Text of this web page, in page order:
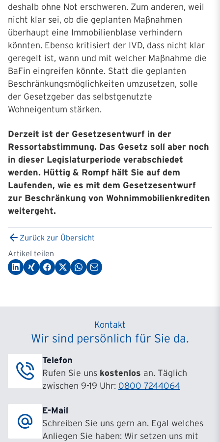
deshalb ohne Not erschweren. Zum anderen, weil
nicht klar sei, ob die geplanten Maßnahmen
überhaupt eine Immobilienblase verhindern
könnten. Ebenso kritisiert der IVD, dass nicht klar
geregelt ist, wann und mit welcher Maßnahme die
BaFin eingreifen könnte. Statt die geplanten
Beschränkungsmöglichkeiten umzusetzen, solle
der Gesetzgeber das selbstgenutzte
Wohneigentum stärken.
Derzeit ist der Gesetzesentwurf in der
Ressortabstimmung. Das Gesetz soll aber noch
in dieser Legislaturperiode verabschiedet
werden. Hüttig & Rompf hält Sie auf dem
Laufenden, wie es mit dem Gesetzesentwurf
zur Beschränkung von Wohnimmobilienkrediten
weitergeht.
Zurück zur Übersicht
Artikel teilen
Kontakt
Wir sind persönlich für Sie da.
Telefon
Rufen Sie uns kostenlos an. Täglich
zwischen 9-19 Uhr: 0800 7244064
E-Mail
Schreiben Sie uns gern an. Egal welches
Anliegen Sie haben: Wir setzen uns mit